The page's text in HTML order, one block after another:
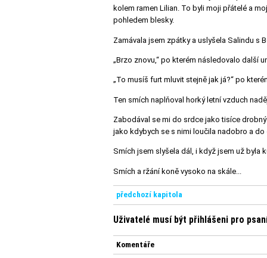
kolem ramen Lilian. To byli moji přátelé a
pohledem blesky.
Zamávala jsem zpátky a uslyšela Salindu s
„Brzo znovu,“ po kterém následovalo další
„To musíš furt mluvit stejně jak já?“ po
Ten smích naplňoval horký letní vzduch
Zabodával se mi do srdce jako tisíce
jako kdybych se s nimi loučila nadobro a do
Smích jsem slyšela dál, i když jsem už byla
Smích a ržání koně vysoko na skále...
předchozí kapitola
Uživatelé musí být přihlášeni pro
Komentáře